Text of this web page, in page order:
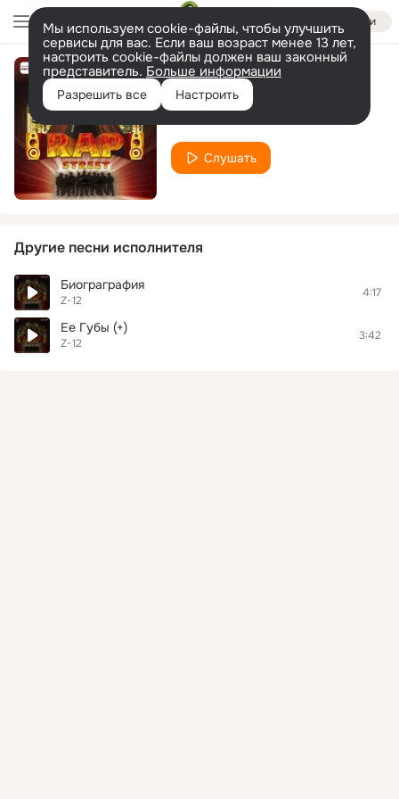
Войти
Мы используем cookie-файлы, чтобы улучшить
сервисы для вас. Если ваш возраст менее 13 лет,
настроить cookie-файлы должен ваш законный
представитель. Больше информации
Разрешить все Настроить
Исповедь
Слушать
Другие песни исполнителя
Биограграфия
Z-12
4:17
Ее Губы (+)
Z-12
3:42